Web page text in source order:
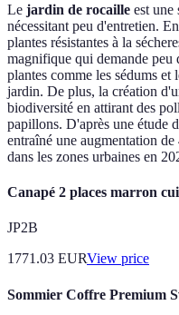
Le jardin de rocaille est une
nécessitant peu d'entretien.
plantes résistantes à la
magnifique qui demande peu
plantes comme les sédums et
jardin. De plus, la création
biodiversité en attirant des
papillons. D'après une étude
entraîné une augmentation
dans les zones urbaines en
Canapé 2 places marron
JP2B
1771.03 EURView price
Sommier Coffre Premium